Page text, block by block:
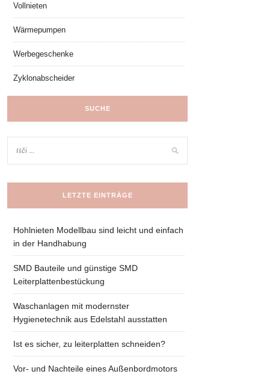
Vollnieten
Wärmepumpen
Werbegeschenke
Zyklonabscheider
SUCHE
LETZTE EINTRÄGE
Hohlnieten Modellbau sind leicht und einfach
in der Handhabung
SMD Bauteile und günstige SMD
Leiterplattenbestückung
Waschanlagen mit modernster
Hygienetechnik aus Edelstahl ausstatten
Ist es sicher, zu leiterplatten schneiden?
Vor- und Nachteile eines Außenbordmotors